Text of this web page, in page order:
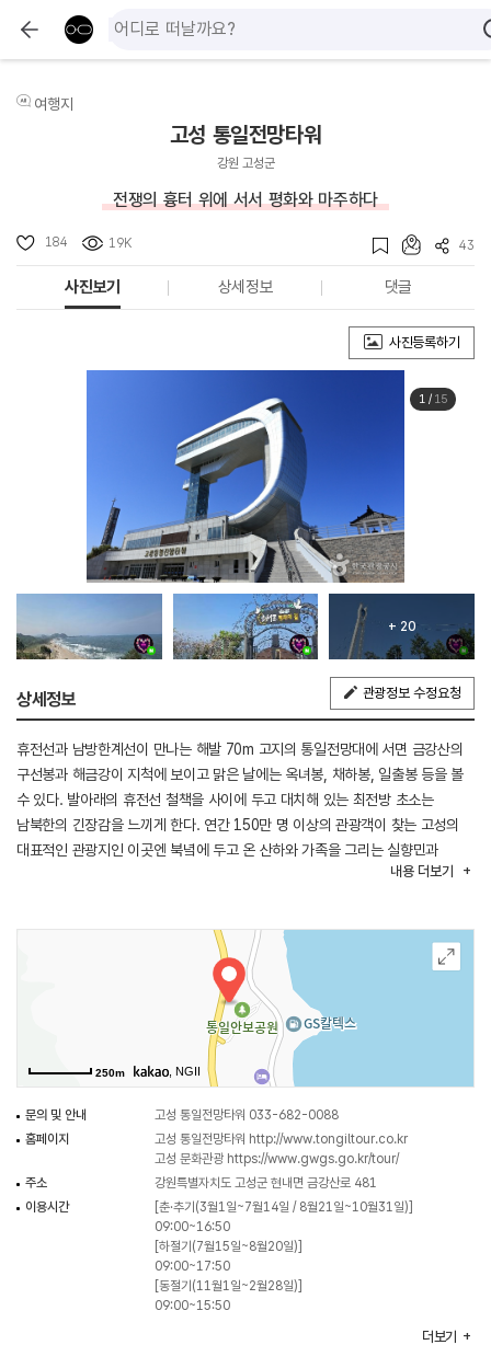
여행지
고성 통일전망타워
강원 고성군
전쟁의 흉터 위에 서서 평화와 마주하다
184 19K 43
사진보기 상세정보 댓글
사진등록하기
1/ 15
+ 20
상세정보 관광정보 수정요청
휴전선과 남방한계선이 만나는 해발 70m 고지의 통일전망대에 서면 금강산의
구선봉과 해금강이 지척에 보이고 맑은 날에는 옥녀봉, 채하봉, 일출봉 등을 볼
수 있다. 발아래의 휴전선 철책을 사이에 두고 대치해 있는 최전방 초소는
남북한의 긴장감을 느끼게 한다. 연간 150만 명 이상의 관광객이 찾는 고성의
대표적인 관광지인 이곳엔 북녘에 두고 온 산하와 가족을 그리는 실향민과
통일을 염원하는 이들을 위한 성모상, 미륵불상, 전진철탑 등 종교적인
개통된 동해선 남북 연결도로로 금강산육로 관광이 이루어지는 모습을 볼 수
내용 더보기
250m , NGII
문의 및 안내
고성 통일전망타워 033-682-0088
홈페이지
고성 통일전망타워 http://www.tongiltour.co.kr
고성 문화관광 https://www.gwgs.go.kr/tour/
주소
강원특별자치도 고성군 현내면 금강산로 481
이용시간
[춘·추기(3월1일~7월14일 / 8월21일~10월31일)]
09:00~16:50
[하절기(7월15일~8월20일)]
09:00~17:50
[동절기(11월1일~2월28일)]
09:00~15:50
더보기